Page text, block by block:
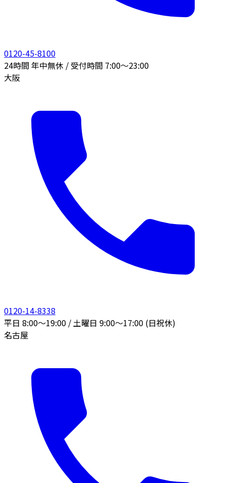
0120-45-8100
24時間 年中無休 / 受付時間 7:00〜23:00
大阪
0120-14-8338
平日 8:00〜19:00 / 土曜日 9:00〜17:00 (日祝休)
名古屋